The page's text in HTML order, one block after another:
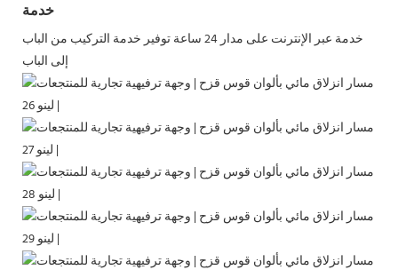
خدمة
خدمة عبر الإنترنت على مدار 24 ساعة
توفير خدمة التركيب من الباب
إلى الباب